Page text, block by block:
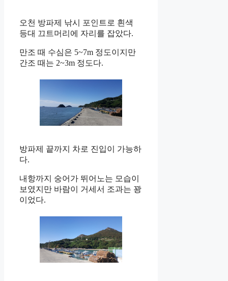
오천 방파제 낚시 포인트로 흰색
등대 끄트머리에 자리를 잡았다.
만조 때 수심은 5~7m 정도이지만
간조 때는 2~3m 정도다.
방파제 끝까지 차로 진입이 가능하
다.
내항까지 숭어가 뛰어노는 모습이
보였지만 바람이 거세서 조과는 꽝
이었다.